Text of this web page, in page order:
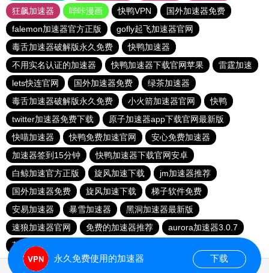
狂飙加速器
哔咔漫画 快鸭VPN
国外加速器免费
falemon加速器官方正版
gofly起飞加速器官网
毒舌加速器破解版永久免费
快鸭加速器
不用实名认证的加速器
快鸭加速器下载官网苹果
雷霆加速
lets快连官网
国外加速器免费
绿茶加速器
毒舌加速器破解版永久免费
小火箭加速器官网
快鸭
twitter加速器免费下载
原子加速器app下载官网最新版
快喵加速器
快鸭免费加速官网
安心免费加速器
加速器签到15分钟
快鸭加速器下载官网安卓
白鲸加速官方正版
旋风加速下载
jm加速器推荐
国外加速器免费
旋风加速下载
梯子软件免费
安易加速器
暴雪加速器
黑洞加速器最新版
速狼加速器官网
免费的加速器推荐
aurora加速器3.0.7
荔枝加速器
永久免费使用的加速器 下载